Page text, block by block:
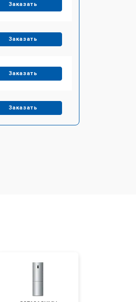
Заказать
Заказать
Заказать
Заказать
Заказать